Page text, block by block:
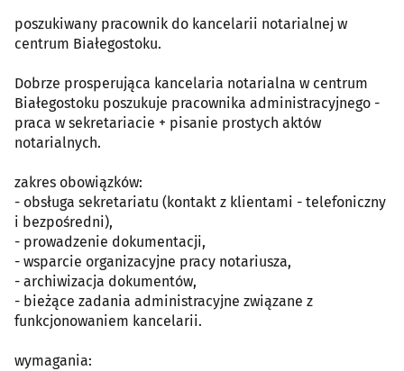
poszukiwany pracownik do kancelarii notarialnej w
centrum Białegostoku.
Dobrze prosperująca kancelaria notarialna w centrum
Białegostoku poszukuje pracownika administracyjnego -
praca w sekretariacie + pisanie prostych aktów
notarialnych.
zakres obowiązków:
- obsługa sekretariatu (kontakt z klientami - telefoniczny
i bezpośredni),
- prowadzenie dokumentacji,
- wsparcie organizacyjne pracy notariusza,
- archiwizacja dokumentów,
- bieżące zadania administracyjne związane z
funkcjonowaniem kancelarii.
wymagania: